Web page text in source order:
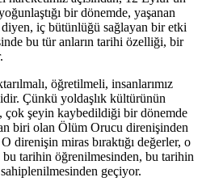
bir dönemde, yaşanan
iç bütünlüğü sağlayan bir etki
bu tür anların tarihi özelliği, bir
öğretilmeli, insanlarımız
Çünkü yoldaşlık kültürünün
çok şeyin kaybedildiği bir dönemde
biri olan Ölüm Orucu direnişinden
direnişin miras bıraktığı değerler, o
tarihin öğrenilmesinden, bu tarihin
geçiyor.